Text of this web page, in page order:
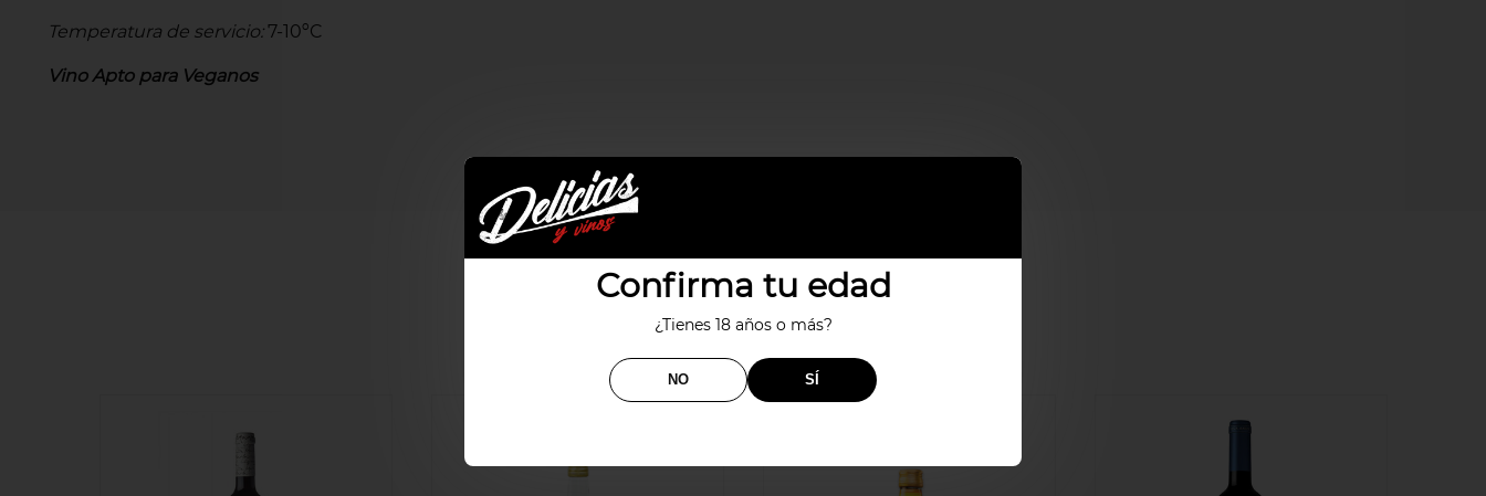
Confirma tu edad
¿Tienes 18 años o más?
NO SÍ
Temperatura de servicio:7-10ºC
Vino Apto para Veganos
Productos relacionados